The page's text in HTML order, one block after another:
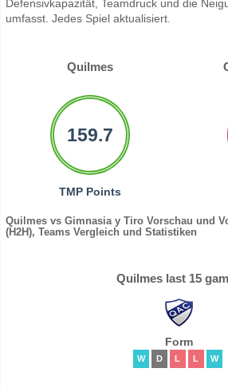
Defensivkapazität, Teamdruck und die
umfasst. Jedes Spiel aktualisiert.
Quilmes
159.7
TMP Points
Quilmes vs Gimnasia y Tiro Vorschau und
(H2H), Teams Vergleich und Statistiken
Quilmes last 15
Form
W D L L W